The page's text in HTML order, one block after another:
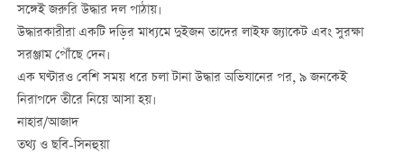
সঙ্গেই জরুরি উদ্ধার দল পাঠায়।
উদ্ধারকারীরা একটি দড়ির মাধ্যমে দুইজন তাদের লাইফ জ্যাকেট এবং সুরক্ষা
সরঞ্জাম পৌঁছে দেন।
এক ঘণ্টারও বেশি সময় ধরে চলা টানা উদ্ধার অভিযানের পর, ৯ জনকেই
নিরাপদে তীরে নিয়ে আসা হয়।
নাহার/আজাদ
তথ্য ও ছবি-সিনহুয়া